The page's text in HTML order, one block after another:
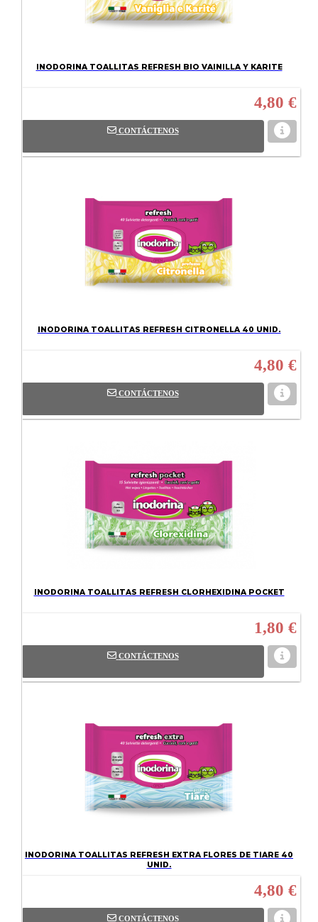
INODORINA TOALLITAS REFRESH BIO VAINILLA Y KARITE
4,80 €
CONTÁCTENOS
INODORINA TOALLITAS REFRESH CITRONELLA 40 UNID.
4,80 €
CONTÁCTENOS
INODORINA TOALLITAS REFRESH CLORHEXIDINA POCKET
1,80 €
CONTÁCTENOS
INODORINA TOALLITAS REFRESH EXTRA FLORES DE TIARE 40
UNID.
4,80 €
CONTÁCTENOS